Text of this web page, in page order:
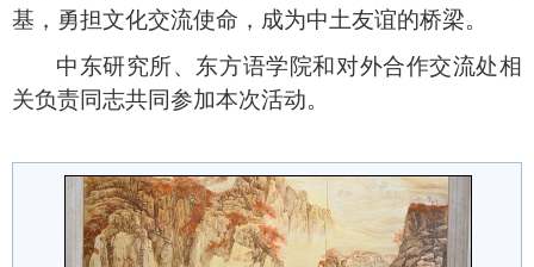
基，勇担文化交流使命，成为中土友谊的桥梁。
中东研究所、东方语学院和对外合作交流处相
关负责同志共同参加本次活动。